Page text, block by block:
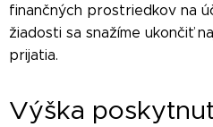
finančných prostriedkov na
žiadosti sa snažíme ukončiť
prijatia.
Výška